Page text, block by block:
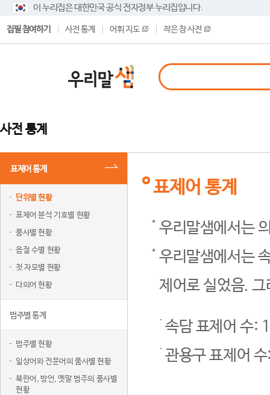
이 누리집은 대한민국 공식 전자정부 누리집입니다.
집필 참여하기 사전 통계 어휘 지도 작은 창 사전
사전 통계
표제어 통계
단위별 현황
표제어 분석 기호별 현황
품사별 현황
음절 수별 현황
첫 자모별 현황
다의어 현황
범주별 통계
범주별 현황
일상어와 전문어의 품사별 현황
북한어, 방언, 옛말 범주의 품사별
현황
표제어 통계
우리말샘에서는
우리말샘에서는
제어로 실었음.
속담 표제어 수:
관용구 표제어